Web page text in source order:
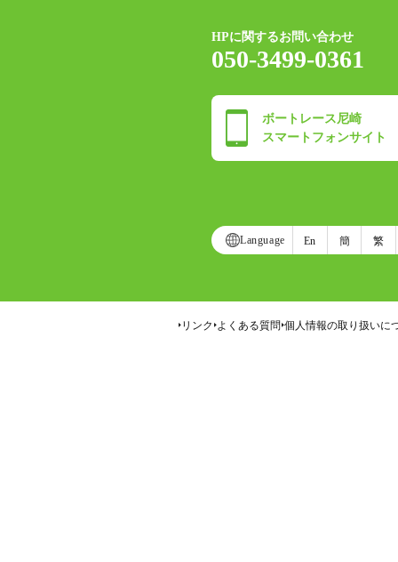
HPに関するお問い合わせ
050-3499-0361
ボートレース尼崎
スマートフォンサイト
Language En 簡 繁
リンク よくある質問 個人情報の取り扱いに